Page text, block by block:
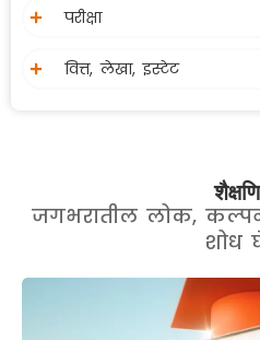
ग्रंथ परीक्षण स्पर्धा १२ जून २०२६
(AICTE) मान्यता प्राप्त
प्राचार्य, संचालक आणि शिक्षक व
सुधारीत परिपत्रक-जिल्हानिहाय
परीक्षा
वित्त, लेखा, इस्टेट
जगभरातील लोक,
शोध